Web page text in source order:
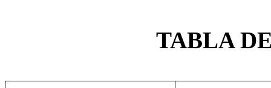
TABLA